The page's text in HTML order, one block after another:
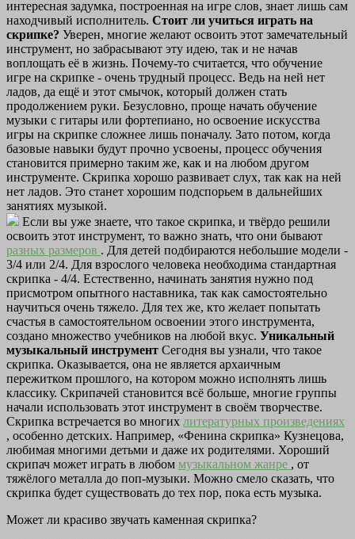
интересная задумка, построенная на игре слов, знает лишь сам
находчивый исполнитель. Стоит ли учиться играть на
скрипке? Уверен, многие желают освоить этот замечательный
инструмент, но забрасывают эту идею, так и не начав
воплощать её в жизнь. Почему-то считается, что обучение
игре на скрипке - очень трудный процесс. Ведь на ней нет
ладов, да ещё и этот смычок, который должен стать
продолжением руки. Безусловно, проще начать обучение
музыки с гитары или фортепиано, но освоение искусства
игры на скрипке сложнее лишь поначалу. Зато потом, когда
базовые навыки будут прочно усвоены, процесс обучения
становится примерно таким же, как и на любом другом
инструменте. Скрипка хорошо развивает слух, так как на ней
нет ладов. Это станет хорошим подспорьем в дальнейших
занятиях музыкой.
Если вы уже знаете, что такое скрипка, и твёрдо решили
освоить этот инструмент, то важно знать, что они бывают
разных размеров . Для детей подбираются небольшие модели -
3/4 или 2/4. Для взрослого человека необходима стандартная
скрипка - 4/4. Естественно, начинать занятия нужно под
присмотром опытного наставника, так как самостоятельно
научиться очень тяжело. Для тех же, кто желает попытать
счастья в самостоятельном освоении этого инструмента,
создано множество учебников на любой вкус. Уникальный
музыкальный инструмент Сегодня вы узнали, что такое
скрипка. Оказывается, она не является архаичным
пережитком прошлого, на котором можно исполнять лишь
классику. Скрипачей становится всё больше, многие группы
начали использовать этот инструмент в своём творчестве.
Скрипка встречается во многих литературных произведениях
, особенно детских. Например, «Фенина скрипка» Кузнецова,
любимая многими детьми и даже их родителями. Хороший
скрипач может играть в любом музыкальном жанре , от
тяжёлого металла до поп-музыки. Можно смело сказать, что
скрипка будет существовать до тех пор, пока есть музыка.
Может ли красиво звучать каменная скрипка?